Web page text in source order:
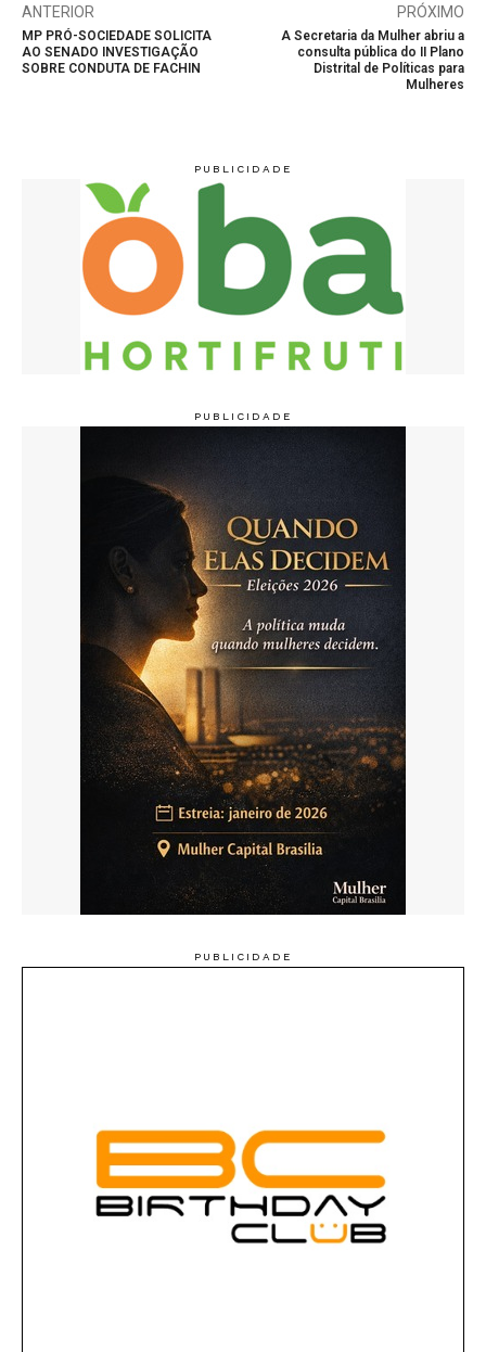
ANTERIOR
MP PRÓ-SOCIEDADE SOLICITA
AO SENADO INVESTIGAÇÃO
SOBRE CONDUTA DE FACHIN
PRÓXIMO
A Secretaria da Mulher abriu a
consulta pública do II Plano
Distrital de Políticas para
Mulheres